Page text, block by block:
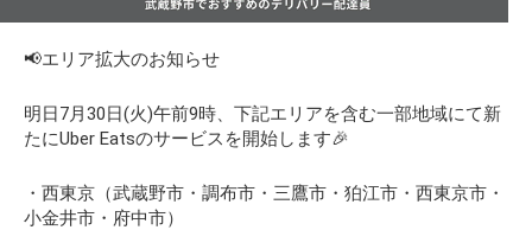
📢エリア拡大のお知らせ
明日7月30日(火)午前9時、下記エリアを含む一部地域にて新
たにUber Eatsのサービスを開始します🎉
・西東京（武蔵野市・調布市・三鷹市・狛江市・西東京市・
小金井市・府中市）